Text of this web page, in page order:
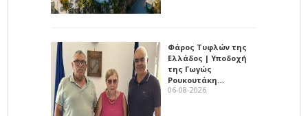
Φάρος Τυφλών της
Ελλάδος | Υποδοχή
της Γωγώς
Ρουκουτάκη…
06-08-2026